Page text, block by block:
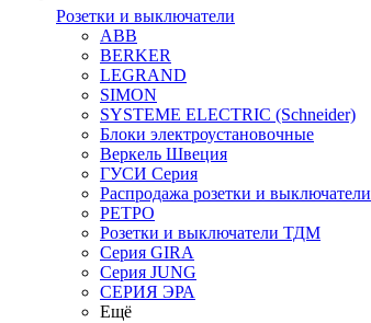
Розетки и выключатели
ABB
BERKER
LEGRAND
SIMON
SYSTEME ELECTRIC (Schneider)
Блоки электроустановочные
Веркель Швеция
ГУСИ Серия
Распродажа розетки и выключатели
РЕТРО
Розетки и выключатели ТДМ
Серия GIRA
Серия JUNG
СЕРИЯ ЭРА
Ещё